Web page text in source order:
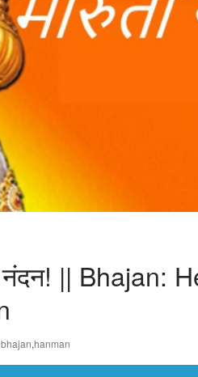
|| Bhajan:
bhajan,hanman